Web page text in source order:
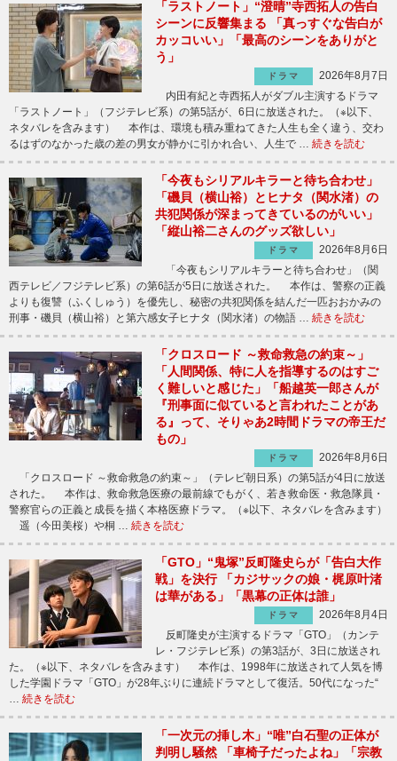
「ラストノート」“澄晴”寺西拓人の告白
シーンに反響集まる 「真っすぐな告白が
カッコいい」「最高のシーンをありがと
う」
ドラマ
2026年8月7日
内田有紀と寺西拓人がダブル主演するドラマ
「ラストノート」（フジテレビ系）の第5話が、6日に放送された。（※以下、
ネタバレを含みます） 本作は、環境も積み重ねてきた人生も全く違う、交わ
るはずのなかった歳の差の男女が静かに引かれ合い、人生で … 続きを読む
「今夜もシリアルキラーと待ち合わせ」
「磯貝（横山裕）とヒナタ（関水渚）の
共犯関係が深まってきているのがいい」
「縦山裕二さんのグッズ欲しい」
ドラマ
2026年8月6日
「今夜もシリアルキラーと待ち合わせ」（関
西テレビ／フジテレビ系）の第6話が5日に放送された。 本作は、警察の正義
よりも復讐（ふくしゅう）を優先し、秘密の共犯関係を結んだ一匹おおかみの
刑事・磯貝（横山裕）と第六感女子ヒナタ（関水渚）の物語 … 続きを読む
「クロスロード ～救命救急の約束～」
「人間関係、特に人を指導するのはすご
く難しいと感じた」「船越英一郎さんが
『刑事面に似ていると言われたことがあ
る』って、そりゃあ2時間ドラマの帝王だ
もの」
ドラマ
2026年8月6日
「クロスロード ～救命救急の約束～」（テレビ朝日系）の第5話が4日に放送
された。 本作は、救命救急医療の最前線でもがく、若き救命医・救急隊員・
警察官らの正義と成長を描く本格医療ドラマ。（※以下、ネタバレを含みます）
遥（今田美桜）や桐 … 続きを読む
「GTO」“鬼塚”反町隆史らが「告白大作
戦」を決行 「カジサックの娘・梶原叶渚
は華がある」「黒幕の正体は誰」
ドラマ
2026年8月4日
反町隆史が主演するドラマ「GTO」（カンテ
レ・フジテレビ系）の第3話が、3日に放送され
た。（※以下、ネタバレを含みます） 本作は、1998年に放送されて人気を博
した学園ドラマ「GTO」が28年ぶりに連続ドラマとして復活。50代になった“
… 続きを読む
「一次元の挿し木」“唯”白石聖の正体が
判明し騒然 「車椅子だったよね」「宗教